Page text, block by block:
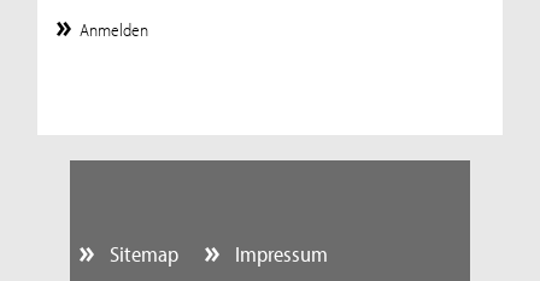
Anmelden
Sitemap Impressum